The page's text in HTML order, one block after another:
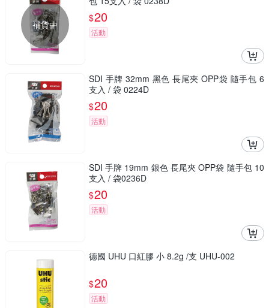
補貨中
$20
活動
SDI 手牌 32mm 黑色 長尾夾 OPP袋 隨手包 6
支入 / 袋 0224D
$20
活動
SDI 手牌 19mm 銀色 長尾夾 OPP袋 隨手包 10
支入 / 袋0236D
$20
活動
德國 UHU 口紅膠 小 8.2g /支 UHU-002
$20
活動